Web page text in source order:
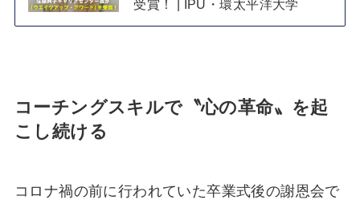
受賞！ | IPU・環太平洋大学
コーチングスキルで〝心の革命〟を起
こし続ける
コロナ禍の前に行われていた卒業式後の謝恩会で